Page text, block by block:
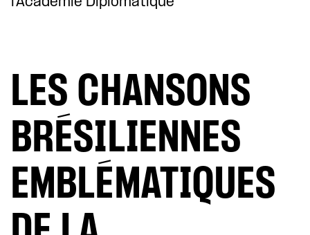
LES CHANSONS
BRÉSILIENNES
EMBLÉMATIQUES